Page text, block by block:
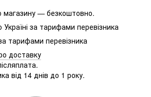
магазину — безкоштовно.
за тарифами перевізника
тарифами перевізника
доставку
від 14 днів до 1 року.